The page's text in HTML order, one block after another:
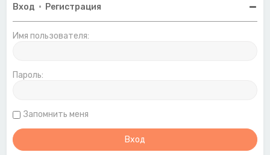
Вход • Регистрация
Имя пользователя:
Пароль:
Запомнить меня